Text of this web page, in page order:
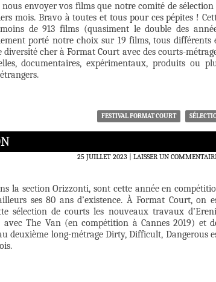
envoyer vos films que notre comité de sélection
mois. Bravo à toutes et tous pour ces pépites !
de 913 films (quasiment le double des
porté notre choix sur 19 films, tous différents
cher à Format Court avec des courts-
documentaires, expérimentaux, produits ou
FESTIVAL FORMAT COURT
25 JUILLET 2023 LAISSER UN
la section Orizzonti, sont cette année en
ses 80 ans d’existence. À Format Court, on
sélection de courts les nouveaux travaux
The Van (en compétition à Cannes 2019) et
deuxième long-métrage Dirty, Difficult, Dangerous